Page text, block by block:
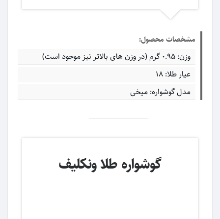
گوشواره طلا ونکلیف
مشخصات محصول:
وزن: ۰.۹۵ گرم (در وزن های بالاتر نیز موجود است)
عیار طلا: ۱۸
مدل گوشواره: میخی